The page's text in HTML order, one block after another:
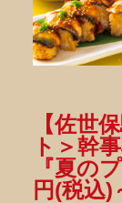
【佐世
ト＞幹
『夏の
円(税込)